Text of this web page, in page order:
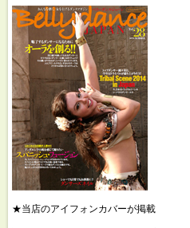
★当店のアイフォンカバーが掲載